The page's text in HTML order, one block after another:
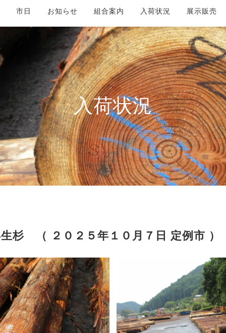
市日 お知らせ 組合案内 入荷状況 展示販売
入荷状況
杉 （ ２０２５年１０月７日 定例市 ）